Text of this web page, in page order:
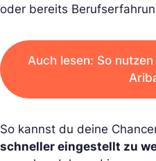
oder bereits
Auch lesen: So
So kannst du deine
schneller eingestellt zu